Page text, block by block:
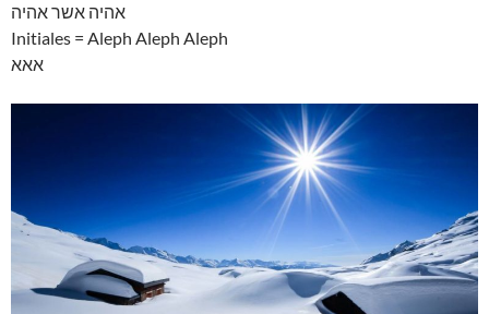
אהיה אשר אהיה
Initiales = Aleph Aleph Aleph
אאא